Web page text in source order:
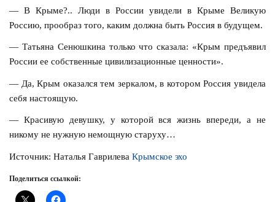
— В Крыме?.. Люди в России увидели в Крыме Великую
Россию, прообраз того, каким должна быть Россия в будущем.
— Татьяна Сенюшкина только что сказала: «Крым предъявил
России ее собственные цивилизационные ценности».
— Да, Крым оказался тем зеркалом, в котором Россия увидела
себя настоящую.
— Красивую девушку, у которой вся жизнь впереди, а не
никому не нужную немощную старуху…
Источник: Наталья ГаврилеваКрымское эхо
Поделиться ссылкой: